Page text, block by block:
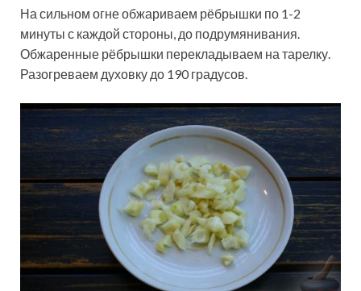
На сильном огне обжариваем рёбрышки по 1-2
минуты с каждой стороны, до подрумянивания.
Обжаренные рёбрышки перекладываем на тарелку.
Разогреваем духовку до 190 градусов.